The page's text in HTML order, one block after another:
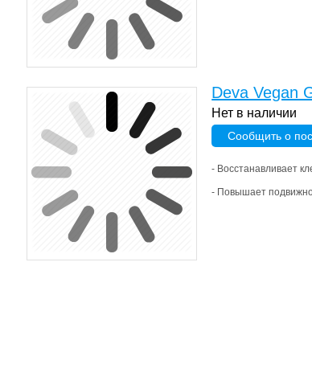
Deva Vegan
Нет в наличии
Сообщить о
- Восстанавливает
- Повышает